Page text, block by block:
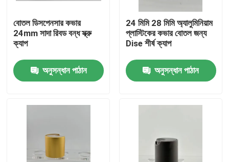
বোতল ডিসপেনসার কভার
24mm সাদা রিবড বন্ধ স্ক্রু
ক্যাপ
অনুসন্ধান পাঠান
24 মিমি 28 মিমি অ্যালুমিনিয়াম
প্লাস্টিকের কভার বোতল জন্য
Dise শীর্ষ ক্যাপ
অনুসন্ধান পাঠান